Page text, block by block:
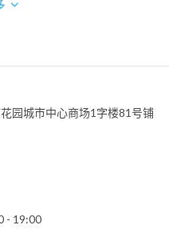
园城市中心商场1字楼81号铺
- 19:00